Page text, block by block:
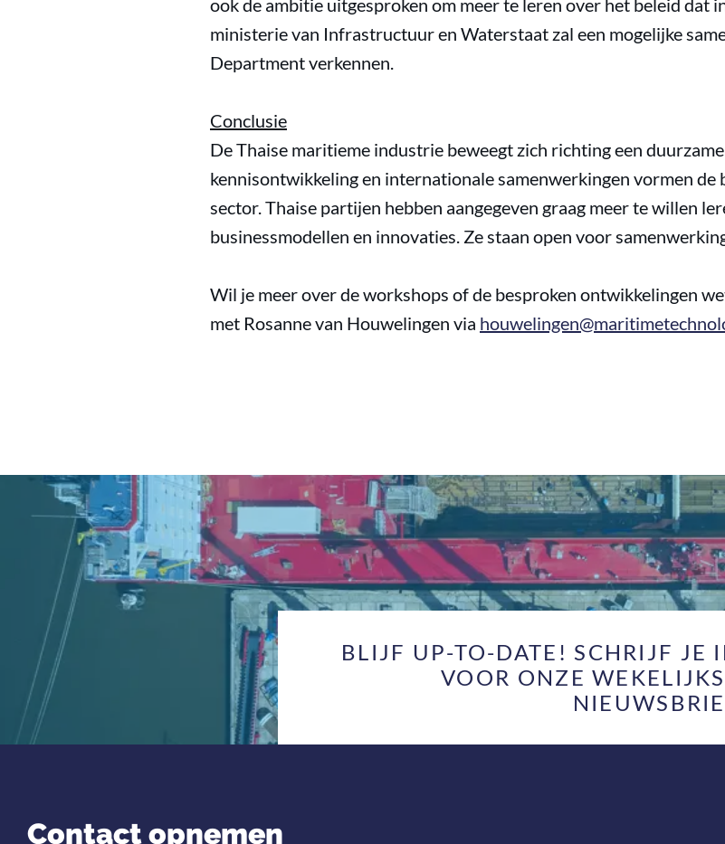
ook de ambitie uitgesproken om meer te leren over het beleid dat
ministerie van Infrastructuur en Waterstaat zal een mogelijke
Department verkennen.
Conclusie
De Thaise maritieme industrie beweegt zich richting een
kennisontwikkeling en internationale samenwerkingen vormen de
sector. Thaise partijen hebben aangegeven graag meer te willen
businessmodellen en innovaties. Ze staan open voor
Wil je meer over de workshops of de besproken ontwikkelingen
met Rosanne van Houwelingen via
BLIJF UP-TO-DATE! SCHRIJF JE
VOOR ONZE
Contact opnemen